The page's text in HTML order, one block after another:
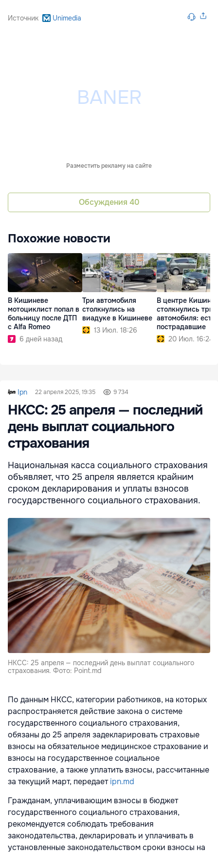
Источник Unimedia
Разместить рекламу на сайте
Обсуждения 40
Похожие новости
В Кишиневе
мотоциклист попал в
больницу после ДТП
с Alfa Romeo
6 дней назад
Три автомобиля
столкнулись на
виадуке в Кишиневе
13 Июл. 18:26
В центре
столкнулись три
автомобиля: есть
пострадавшие
20 Июл. 16:24
Ipn 22 апреля 2025, 19:35 9 734
НКСС: 25 апреля — последний
день выплат социального
страхования
Национальная касса социального страхования
объявляет, что 25 апреля является крайним
сроком декларирования и уплаты взносов
государственного социального страхования.
НКСС: 25 апреля — последний день выплат социального
страхования. Фото: Point.md
По данным НКСС, категории работников, на которых
распространяется действие закона о системе
государственного социального страхования,
обязаны до 25 апреля задекларировать страховые
взносы на обязательное медицинское страхование и
взносы на государственное социальное
страхование, а также уплатить взносы, рассчитанные
за текущий март, передаетipn.md
Гражданам, уплачивающим взносы в бюджет
государственного социального страхования,
рекомендуется соблюдать требования
законодательства, декларировать и уплачивать в
установленные законодательством сроки взносы на